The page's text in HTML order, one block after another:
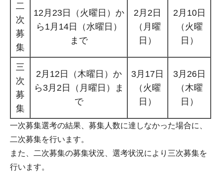
二
次
募
集
12月23日（火曜日）か
ら1月14日（水曜日）
まで
2月2日
（月曜
日）
2月10日
（火曜
日）
三
次
募
集
2月12日（木曜日）か
ら3月2日（月曜日）ま
で
3月17日
（火曜
日）
3月26日
（木曜
日）
一次募集選考の結果、募集人数に達しなかった場合に、
二次募集を行います。
また、二次募集の募集状況、選考状況により三次募集を
行います。